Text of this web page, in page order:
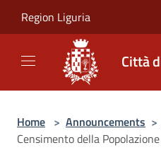
Region Liguria
Città
Home > Announcements >
Censimento della